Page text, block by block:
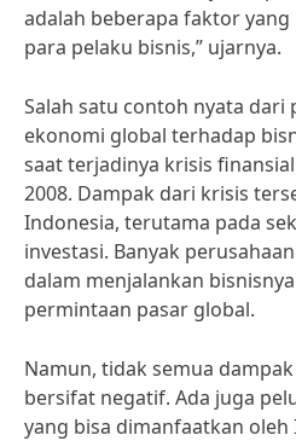
adalah beberapa faktor
para pelaku bisnis,” ujarnya.
Salah satu contoh nyata dari
ekonomi global terhadap
saat terjadinya krisis
2008. Dampak dari krisis
Indonesia, terutama pada
investasi. Banyak
dalam menjalankan
permintaan pasar global.
Namun, tidak semua
bersifat negatif. Ada juga
yang bisa dimanfaatkan